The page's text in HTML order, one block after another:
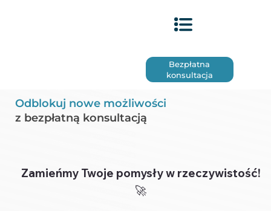
Bezpłatna
konsultacja
Odblokuj nowe możliwości
z bezpłatną konsultacją
Zamieńmy Twoje pomysły w rzeczywistość!
🚀